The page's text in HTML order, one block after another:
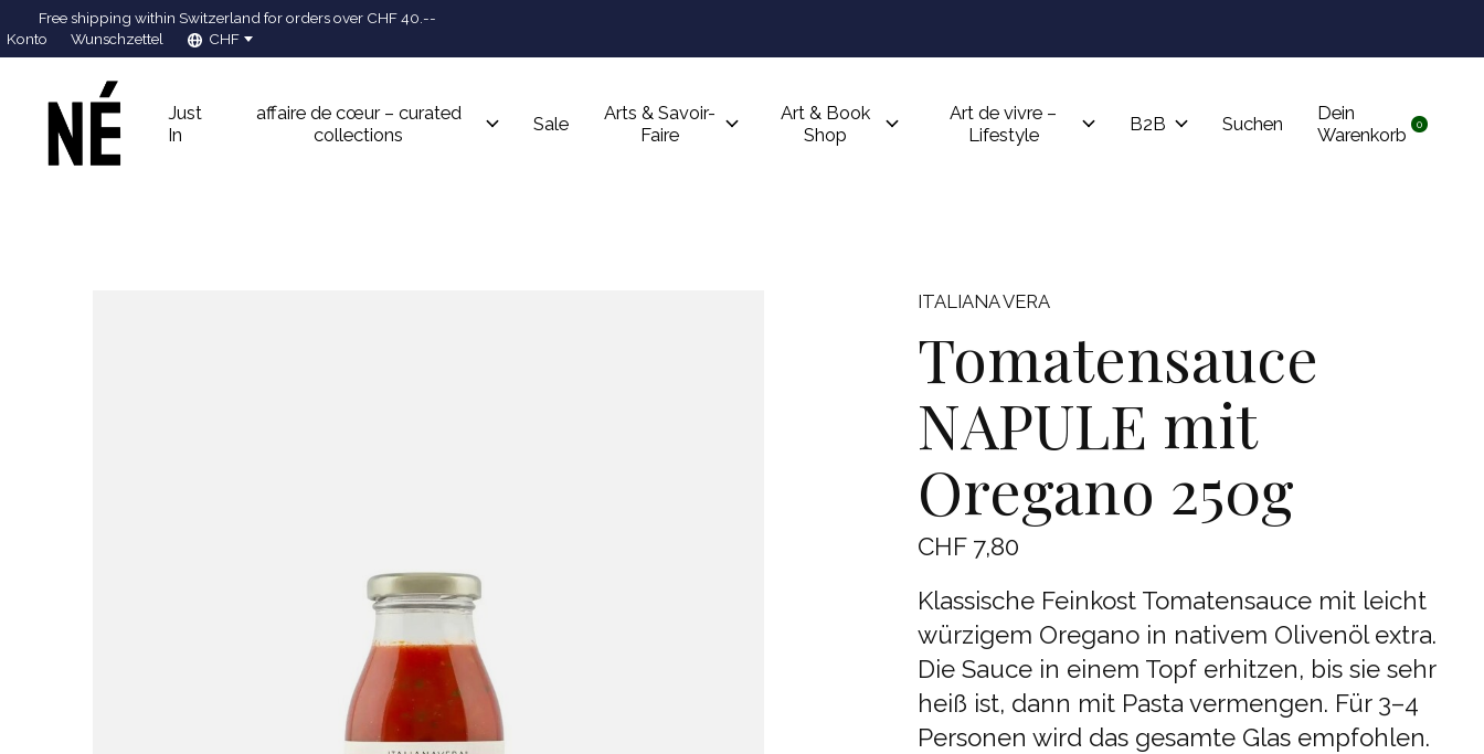
Free shipping within Switzerland for orders over CHF 40.--
Konto Wunschzettel CHF
Just
In
affaire de cœur – curated
collections
Sale
Arts & Savoir-
Faire
Art & Book
Shop
Art de vivre –
Lifestyle
B2B Suchen
Dein
Warenkorb
0items
ITALIANA VERA
Tomatensauce
NAPULE mit
Oregano 250g
CHF 7,80
Klassische Feinkost Tomatensauce mit leicht
würzigem Oregano in nativem Olivenöl extra.
Die Sauce in einem Topf erhitzen, bis sie sehr
heiß ist, dann mit Pasta vermengen. Für 3–4
Personen wird das gesamte Glas empfohlen.